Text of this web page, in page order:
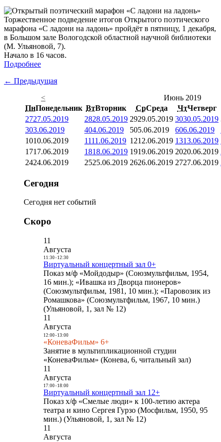
Торжественное подведение итогов Открытого поэтического
марафона «С ладони на ладонь» пройдёт в пятницу, 1 декабря,
в Большом зале Вологодской областной научной библиотеки
(М. Ульяновой, 7).
Начало в 16 часов.
Подробнее
← Предыдущая
<
Июнь 2019
ПнПонедельник ВтВторник СрСреда ЧтЧетверг
2727.05.2019 2828.05.2019 2929.05.2019 3030.05.2019
303.06.2019 404.06.2019 505.06.2019 606.06.2019
1010.06.2019 1111.06.2019 1212.06.2019 1313.06.2019
1717.06.2019 1818.06.2019 1919.06.2019 2020.06.2019
2424.06.2019 2525.06.2019 2626.06.2019 2727.06.2019
Сегодня
Сегодня нет событий
Скоро
11
Августа
11:30- 12:30
Виртуальный концертный зал 0+
Показ м/ф «Мойдодыр» (Союзмультфильм, 1954,
16 мин.); «Ивашка из Дворца пионеров»
(Союзмультфильм, 1981, 10 мин.); «Паровозик из
Ромашкова» (Союзмультфильм, 1967, 10 мин.)
(Ульяновой, 1, зал № 12)
11
Августа
12:00- 13:00
«КоневаФильм» 6+
Занятие в мультипликационной студии
«КоневаФильм» (Конева, 6, читальный зал)
11
Августа
17:00- 18:00
Виртуальный концертный зал 12+
Показ х/ф «Смелые люди» к 100-летию актера
театра и кино Сергея Гурзо (Мосфильм, 1950, 95
мин.) (Ульяновой, 1, зал № 12)
11
Августа